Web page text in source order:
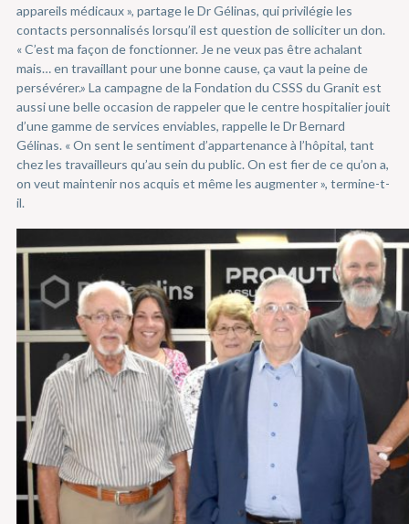
appareils médicaux », partage le Dr Gélinas, qui privilégie les
contacts personnalisés lorsqu’il est question de solliciter un don.
« C’est ma façon de fonctionner. Je ne veux pas être achalant
mais… en travaillant pour une bonne cause, ça vaut la peine de
persévérer.» La campagne de la Fondation du CSSS du Granit est
aussi une belle occasion de rappeler que le centre hospitalier jouit
d’une gamme de services enviables, rappelle le Dr Bernard
Gélinas. « On sent le sentiment d’appartenance à l’hôpital, tant
chez les travailleurs qu’au sein du public. On est fier de ce qu’on a,
on veut maintenir nos acquis et même les augmenter », termine-t-
il.